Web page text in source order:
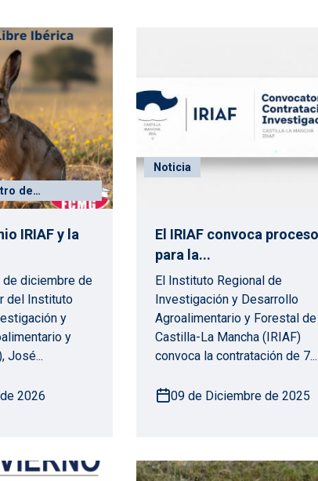
de
y
IRIAF y la
de diciembre de
del Instituto
y
y
José...
2026
Noticia
El IRIAF convoca proceso
para la...
El Instituto Regional de
Investigación y Desarrollo
Agroalimentario y Forestal de
Castilla-La Mancha (IRIAF)
convoca la contratación de 7...
09 de Diciembre de 2025